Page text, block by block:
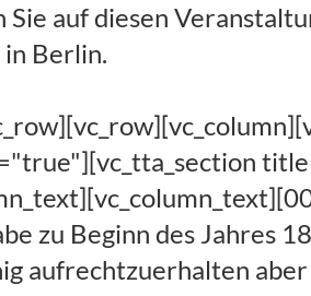
Sie auf diesen
Berlin.
würden kann man machen wenn man weniger Umsatz hat liegt sicherlich aus Kostengründen [00:04:10] Marcus Ferchland: wir haben aber dass unser Ziel ist ja viel sparen die Kräfte ein um sie offen intellektuell [00:04:15] Marcus Ferchland: ich sage es jetzt mittlerweile angemessenes Niveau zu bringen statt auf dieses als Aushilfskraft kann man dann natürlich auch Leute Hinterteil drücken OK sondern [00:04:24] Marcus Ferchland: diese Leute machen jetzt eben höherwertiger Aufgaben und kann direkt weiter arbeiten mit dem nächsten Auftrag. [00:04:35] Marcus Ferchland: Sind glücklich wenn Sie jetzt unsere nebermann Jahresabschluss die der breiten das derzeit immer vor dass der Buchhaltung Jahresabschluss II gehen [00:04:45] Marcus Ferchland: vorbereitet die Jahresabschluss bearbeiten guckt ob alles richtig wie auch immer als Rückstellung Buch Tantiemen Bucht und sobald sie fertig ist. [00:04:54] Marcus Ferchland: Kriegt der Roboter in Auftrag und der drückt aus und sie kann dann weitermachen. [00:05:06] Marcus Ferchland: Ja ja ja genau genau. [00:05:11] Marcus Ferchland: Nee wir haben eine kleine Kanzlei wir sind in der Summe sieben Mitarbeiter und ja genau mehr und nicht weniger. [00:05:25] Marcus Ferchland: Ja eine in München genau wo wir begonnen haben und dann hat es mich ja privat und auch beruflich danach Leipzig irgendwann mal verschlagen und deshalb sitzen wir in Leipzig und in München. [00:05:57] Marcus Ferchland: Ja es ist war furchtbar was sie da angerichtet haben wir wird man das mal vorweg also es war wirklich ganz Furchtbares Feedback in Anführungsstrichen also ist zwar wirklich. [00:06:09] Marcus Ferchland: Ich habe eigentlich bis ich glaube Ende letzter Woche oder vorletzte Woche ich weiß schon gar nicht mehr haben die ganz viele online-termine gehabt wo wir das Thema noch mal mit Kollegen die sich dafür interessiert haben. [00:06:20] Marcus Ferchland: Jan Prinzipat telefoniert und dann über TeamViewer Sitzung noch mal das Vorgehen erläutert und gezeigt haben. [00:06:28] Marcus Ferchland: Wo immer viele Fragen jetzt hochkommen wie sie sie auch jetzt schon im Vorfeld gestellt haben und. [00:06:35] Marcus Ferchland: Ja das Feedback war in Anführungsstrichen als